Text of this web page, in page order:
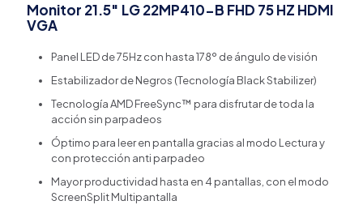
Monitor 21.5″ LG 22MP410-B FHD 75 HZ HDMI
VGA
Panel LED de 75Hz con hasta 178º de ángulo de visión
Estabilizador de Negros (Tecnología Black Stabilizer)
Tecnología AMD FreeSync™ para disfrutar de toda la
acción sin parpadeos
Óptimo para leer en pantalla gracias al modo Lectura y
con protección anti parpadeo
Mayor productividad hasta en 4 pantallas, con el modo
ScreenSplit Multipantalla